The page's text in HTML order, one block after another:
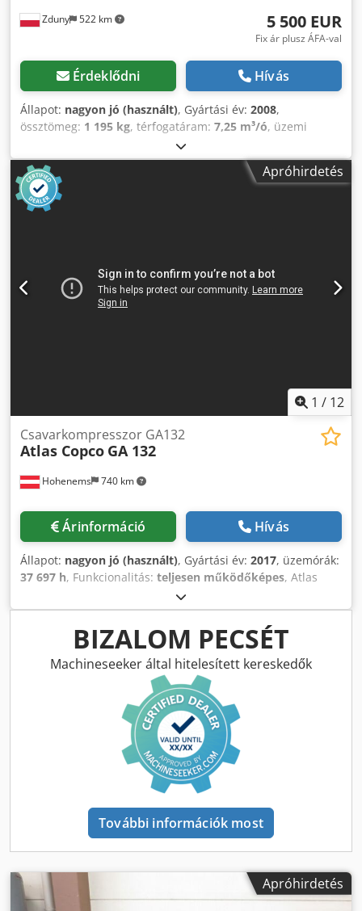
Zduny 522 km 5 500 EUR
Fix ár plusz ÁFA-val
Érdeklődni Hívás
Állapot: nagyon jó (használt), Gyártási év: 2008,
össztömeg: 1 195 kg, térfogatáram: 7,25 m³/ó, üzemi
, bemeneti feszültség:
GA 37 VSD csavarkompresszor ff Változtatható
fordulatszám, (inverter) Hűtőszárítóval 37 kw-os motor
Áramlási sebesség 7,25 m3/perc Nyomás 13 bar Crodot
Hdh Nopfx Aktef Futásteljesítmény 13200 Mtg Kompresszor
Apróhirdetés
1 / 12
Hohenems 740 km
Csavarkompresszor GA132
Atlas Copco GA 132
Árinformáció Hívás
Állapot: nagyon jó (használt), Gyártási év: 2017, üzemórák:
37 697 h, Funkcionalitás: teljesen működőképes, Atlas
Copco GA132 csavarkompresszor 132 kW 7,5 bar
Cedpfoyym H Dox Aktorf 25,40 m3/perc Gyártási év: 2017
Üzemóra: 37 697BIZALOM PECSÉT
Machineseeker által hitelesített kereskedők
További információk most
Apróhirdetés